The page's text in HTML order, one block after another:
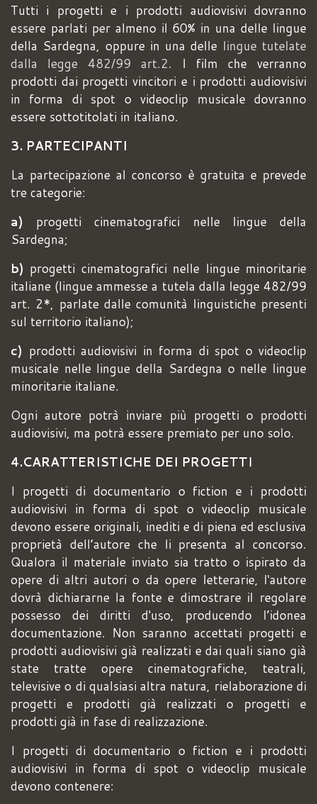
Tutti i progetti e i prodotti audiovisivi dovranno
essere parlati per almeno il 60% in una delle lingue
della Sardegna, oppure in una delle lingue tutelate
dalla legge 482/99 art.2. I film che verranno
prodotti dai progetti vincitori e i prodotti audiovisivi
in forma di spot o videoclip musicale dovranno
essere sottotitolati in italiano.
3. PARTECIPANTI
La partecipazione al concorso è gratuita e prevede
tre categorie:
a) progetti cinematografici nelle lingue della
Sardegna;
b) progetti cinematografici nelle lingue minoritarie
italiane (lingue ammesse a tutela dalla legge 482/99
art. 2*, parlate dalle comunità linguistiche presenti
sul territorio italiano);
c) prodotti audiovisivi in forma di spot o videoclip
musicale nelle lingue della Sardegna o nelle lingue
minoritarie italiane.
Ogni autore potrà inviare più progetti o prodotti
audiovisivi, ma potrà essere premiato per uno solo.
4.CARATTERISTICHE DEI PROGETTI
I progetti di documentario o fiction e i prodotti
audiovisivi in forma di spot o videoclip musicale
devono essere originali, inediti e di piena ed esclusiva
proprietà dell’autore che li presenta al concorso.
Qualora il materiale inviato sia tratto o ispirato da
opere di altri autori o da opere letterarie, l'autore
dovrà dichiararne la fonte e dimostrare il regolare
possesso dei diritti d'uso, producendo l’idonea
documentazione. Non saranno accettati progetti e
prodotti audiovisivi già realizzati e dai quali siano già
state tratte opere cinematografiche, teatrali,
televisive o di qualsiasi altra natura, rielaborazione di
progetti e prodotti già realizzati o progetti e
prodotti già in fase di realizzazione.
I progetti di documentario o fiction e i prodotti
audiovisivi in forma di spot o videoclip musicale
devono contenere: